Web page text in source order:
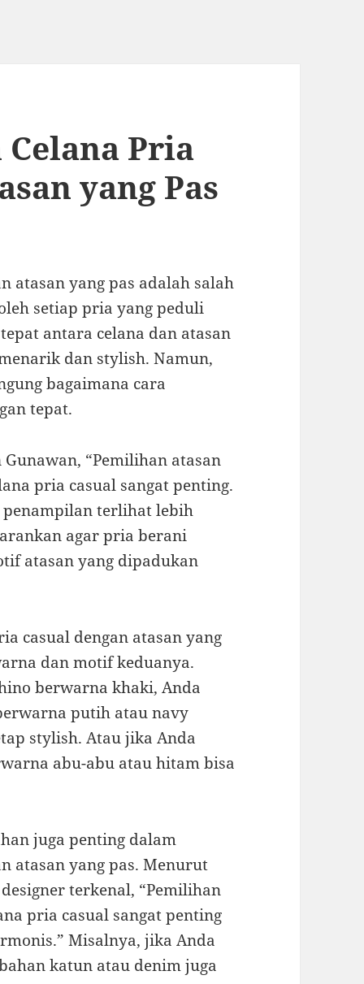
Pria
yang Pas
atasan yang pas adalah salah
setiap pria yang peduli
antara celana dan atasan
dan stylish. Namun,
bagaimana cara
tepat.
“Pemilihan atasan
pria casual sangat penting.
penampilan terlihat lebih
agar pria berani
atasan yang dipadukan
casual dengan atasan yang
dan motif keduanya.
berwarna khaki, Anda
putih atau navy
stylish. Atau jika Anda
abu-abu atau hitam bisa
juga penting dalam
atasan yang pas. Menurut
terkenal, “Pemilihan
pria casual sangat penting
Misalnya, jika Anda
katun atau denim juga